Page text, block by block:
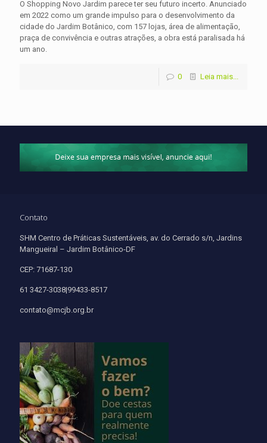
O Shopping Novo Jardim parece ter seu futuro incerto. Anunciado
em 2022 como um grande impulso para o desenvolvimento da
cidade do Jardim Botânico, com 157 lojas, área de alimentação,
praça de convivência e outras atrações, a obra está paralisada há
um ano.
0 Leia mais...
Contato
SHM Centro de Práticas Sustentáveis, av. do Cerrado s/n, Jardins
Mangueiral – Jardim Botânico-DF
CEP: 71687-130
61 3427-3038|99433-8517
contato@mcjb.org.br